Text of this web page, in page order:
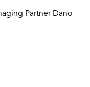
Partner Dano